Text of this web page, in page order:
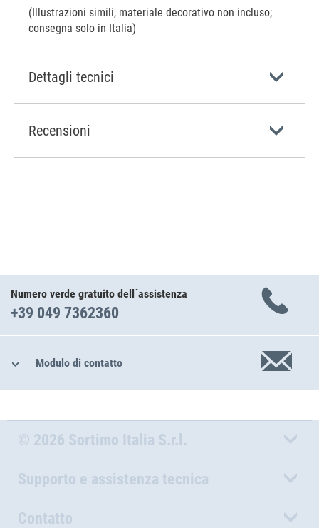
(Illustrazioni simili, materiale decorativo non incluso;
consegna solo in Italia)
Dettagli tecnici
Recensioni
Numero verde gratuito dell´assistenza
+39 049 7362360
Modulo di contatto
© 2026 Sortimo Italia S.r.l.
Supporto e assistenza tecnica
Contatto